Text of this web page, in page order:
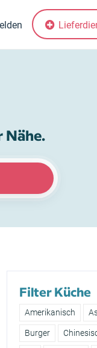
Nähe.
Filter Küche
Amerikanisch
Burger